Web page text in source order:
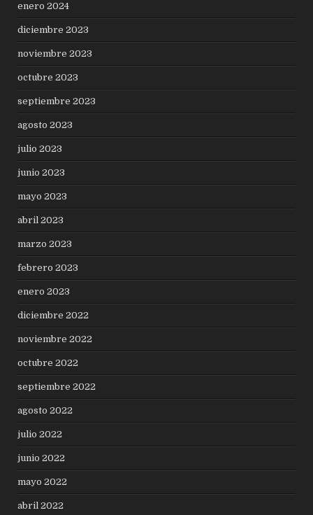
enero 2024
diciembre 2023
noviembre 2023
octubre 2023
septiembre 2023
agosto 2023
julio 2023
junio 2023
mayo 2023
abril 2023
marzo 2023
febrero 2023
enero 2023
diciembre 2022
noviembre 2022
octubre 2022
septiembre 2022
agosto 2022
julio 2022
junio 2022
mayo 2022
abril 2022